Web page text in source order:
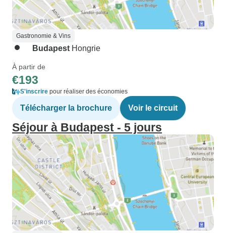
Gastronomie & Vins
Budapest Hongrie
À partir de
€193
S'inscrire pour réaliser des économies
Télécharger la brochure Voir le circuit
Séjour à Budapest - 5 jours